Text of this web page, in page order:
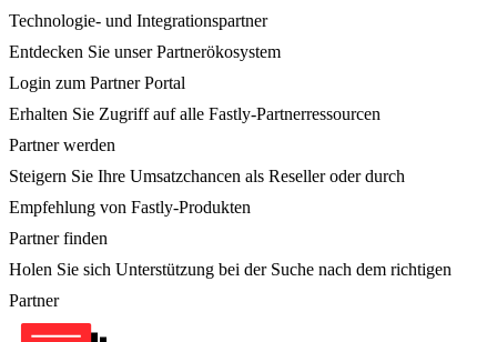
Technologie- und Integrationspartner
Entdecken Sie unser Partnerökosystem
Login zum Partner Portal
Erhalten Sie Zugriff auf alle Fastly-Partnerressourcen
Partner werden
Steigern Sie Ihre Umsatzchancen als Reseller oder durch
Empfehlung von Fastly-Produkten
Partner finden
Holen Sie sich Unterstützung bei der Suche nach dem richtigen
Partner